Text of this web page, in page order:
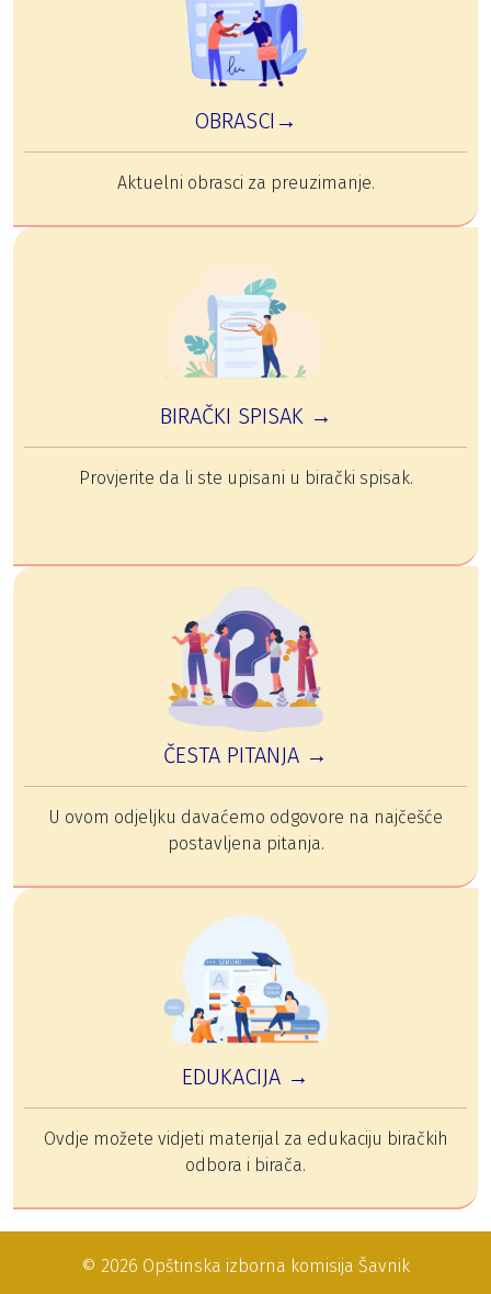
OBRASCI→
Aktuelni obrasci za preuzimanje.
BIRAČKI SPISAK →
Provjerite da li ste upisani u birački spisak.
ČESTA PITANJA →
U ovom odjeljku davaćemo odgovore na najčešće
postavljena pitanja.
EDUKACIJA →
Ovdje možete vidjeti materijal za edukaciju biračkih
odbora i birača.
© 2026 Opštinska izborna komisija Šavnik